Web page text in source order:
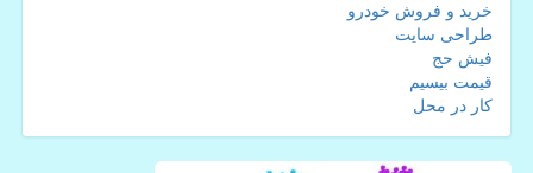
خرید و فروش خودرو
طراحی سایت
فیش حج
قیمت بیسیم
کار در محل